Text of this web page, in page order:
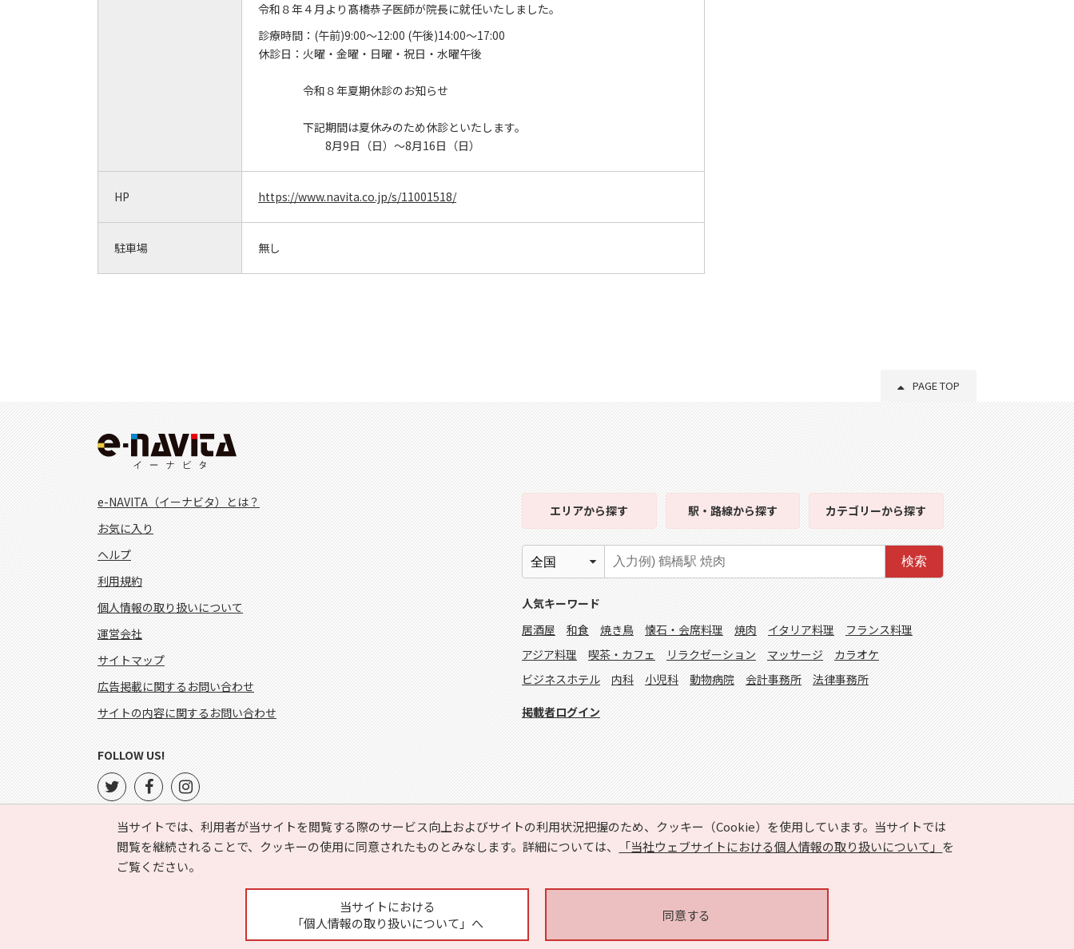
令和８年４月より髙橋恭子医師が院長に就任いたしました。
診療時間： (午前)9:00～12:00 (午後)14:00～17:00
休診日： 火曜・金曜・日曜・祝日・水曜午後
令和８年夏期休診のお知らせ
下記期間は夏休みのため休診といたします。
8月9日（日）～8月16日（日）
HP https://www.navita.co.jp/s/11001518/
駐車場 無し
PAGE TOP
当サイトでは、利用者が当サイトを閲覧する際のサービス向上およびサイトの利用状況把握のため、クッキー（Cookie）を使用しています。当サイトでは
閲覧を継続されることで、クッキーの使用に同意されたものとみなします。詳細については、
「当社ウェブサイトにおける個人情報の取り扱いについて」 を
ご覧ください。
当サイトにおける
「個人情報の取り扱いについて」へ
同意する
e-NAVITA（イーナビタ）とは？
お気に入り
ヘルプ
利用規約
個人情報の取り扱いについて
運営会社
サイトマップ
広告掲載に関するお問い合わせ
サイトの内容に関するお問い合わせ
エリアから探す 駅・路線から探す カテゴリーから探す
検索
人気キーワード
居酒屋
和食 焼き鳥 懐石・会席料理 焼肉 イタリア料理
フランス料理
アジア料理
喫茶・カフェ リラクゼーション マッサージ
カラオケ
ビジネスホテル
内科 小児科 動物病院 会計事務所 法律事務所
掲載者ログイン
FOLLOW US!
Copyright © HYOJITO.Co.,Ltd. All Rights Reserved.